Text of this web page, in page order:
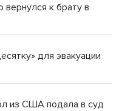
вернулся к брату в
для эвакуации
из США подала в суд